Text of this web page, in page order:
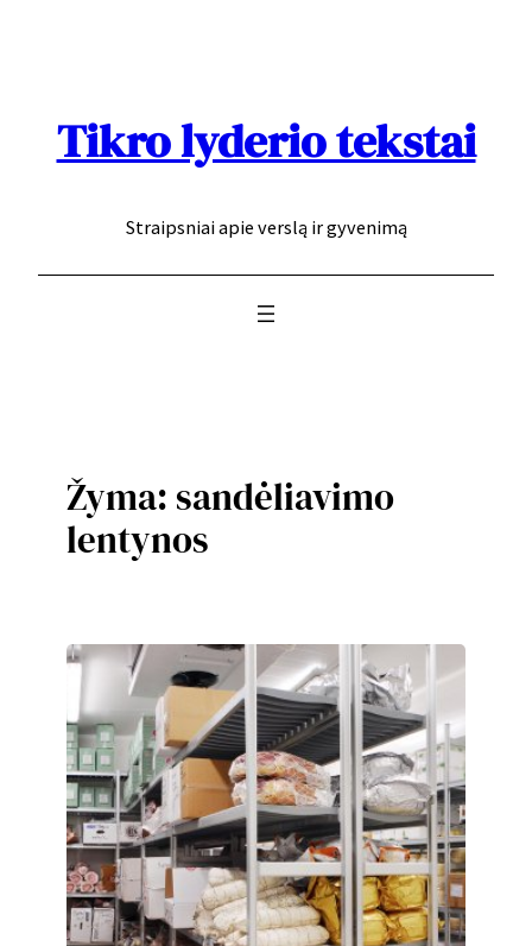
Tikro lyderio tekstai
Straipsniai apie verslą ir gyvenimą
Žyma: sandėliavimo
lentynos